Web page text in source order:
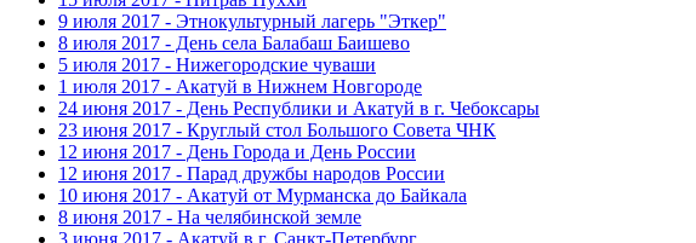
9 июля 2017 - Этнокультурный лагерь "Эткер"
8 июля 2017 - День села Балабаш Баишево
5 июля 2017 - Нижегородские чуваши
1 июля 2017 - Акатуй в Нижнем Новгороде
24 июня 2017 - День Республики и Акатуй в г. Чебоксары
23 июня 2017 - Круглый стол Большого Совета ЧНК
12 июня 2017 - День Города и День России
12 июня 2017 - Парад дружбы народов России
10 июня 2017 - Акатуй от Мурманска до Байкала
8 июня 2017 - На челябинской земле
3 июня 2017 - Акатуй в г. Санкт-Петербург